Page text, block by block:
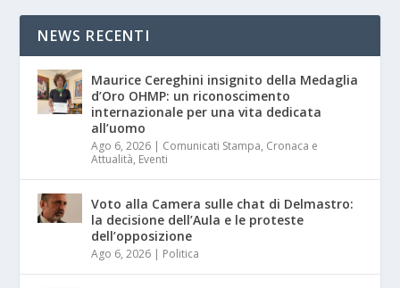
NEWS RECENTI
Maurice Cereghini insignito della Medaglia
d’Oro OHMP: un riconoscimento
internazionale per una vita dedicata
all’uomo
Ago 6, 2026 | Comunicati Stampa, Cronaca e
Attualità, Eventi
Voto alla Camera sulle chat di Delmastro:
la decisione dell’Aula e le proteste
dell’opposizione
Ago 6, 2026 | Politica